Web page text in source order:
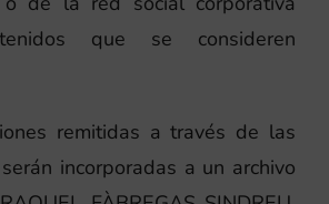
que se consideren
remitidas a través de las
incorporadas a un archivo